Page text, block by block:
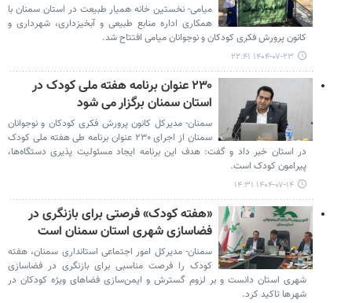
میامی- نخستین خانه همیار طبیعت در استان سمنان با
همکاری اداره منابع طبیعی و آبخیزداری، شهرداری و
کانون پرورش فکری کودکان و نوجوانان میامی افتتاح شد.
۱۴۰۴-۰۷-۲۳ ۲۲:۴۱
۲۳۰ عنوان برنامه هفته ملی کودک در
استان سمنان برگزار می شود
سمنان- مدیرکل کانون پرورش فکری کودکان و نوجوانان
سمنان از اجرای ۲۳۰ عنوان برنامه طی هفته ملی کودک
در استان خبر داد و گفت: هدف این برنامه ایجاد مسئولیت پذیری دستگاه‌ها،
پیرامون کودک است.
۱۴۰۴-۰۷-۱۴ ۱۴:۳۱
«هفته کودک» فرصتی برای بازنگری در
فضاسازی شهری استان سمنان است
سمنان- مدیرکل امور اجتماعی استانداری سمنان، هفته
کودک را فرصت مناسبی برای بازنگری در فضاسازی
شهری استان دانست و بر لزوم گسترش و ایمن‌سازی فضاهای ویژه کودکان در
شهرها تاکید کرد.